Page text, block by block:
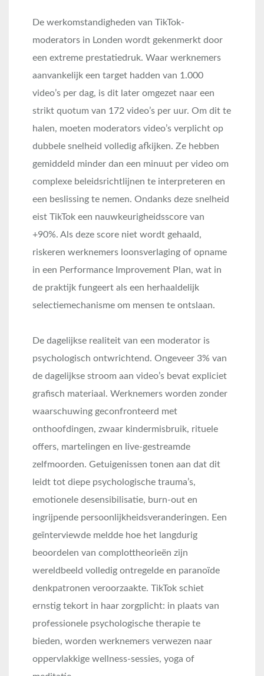
De werkomstandigheden van TikTok-
moderators in Londen wordt gekenmerkt door
een extreme prestatiedruk. Waar werknemers
aanvankelijk een target hadden van 1.000
video’s per dag, is dit later omgezet naar een
strikt quotum van 172 video’s per uur. Om dit te
halen, moeten moderators video’s verplicht op
dubbele snelheid volledig afkijken. Ze hebben
gemiddeld minder dan een minuut per video om
complexe beleidsrichtlijnen te interpreteren en
een beslissing te nemen. Ondanks deze snelheid
eist TikTok een nauwkeurigheidsscore van
+90%. Als deze score niet wordt gehaald,
riskeren werknemers loonsverlaging of opname
in een Performance Improvement Plan, wat in
de praktijk fungeert als een herhaaldelijk
selectiemechanisme om mensen te ontslaan.
De dagelijkse realiteit van een moderator is
psychologisch ontwrichtend. Ongeveer 3% van
de dagelijkse stroom aan video’s bevat expliciet
grafisch materiaal . Werknemers worden zonder
waarschuwing geconfronteerd met
onthoofdingen, zwaar kindermisbruik, rituele
offers, martelingen en live-gestreamde
zelfmoorden. Getuigenissen tonen aan dat dit
leidt tot diepe psychologische trauma’s,
emotionele desensibilisatie, burn-out en
ingrijpende persoonlijkheidsveranderingen. Een
geïnterviewde meldde hoe het langdurig
beoordelen van complottheorieën zijn
wereldbeeld volledig ontregelde en paranoïde
denkpatronen veroorzaakte. TikTok schiet
ernstig tekort in haar zorgplicht: in plaats van
professionele psychologische therapie te
bieden, worden werknemers verwezen naar
oppervlakkige wellness-sessies, yoga of